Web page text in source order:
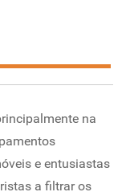
na
e entusiastas
a filtrar os